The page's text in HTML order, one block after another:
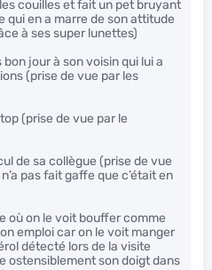
couilles et fait un pet bruyant
qui en a marre de son attitude
à ses super lunettes)
jour à son voisin qui lui a
(prise de vue par les
(prise de vue par le
de sa collègue (prise de vue
pas fait gaffe que c’était en
où on le voit bouffer comme
emploi car on le voit manger
détecté lors de la visite
ostensiblement son doigt dans